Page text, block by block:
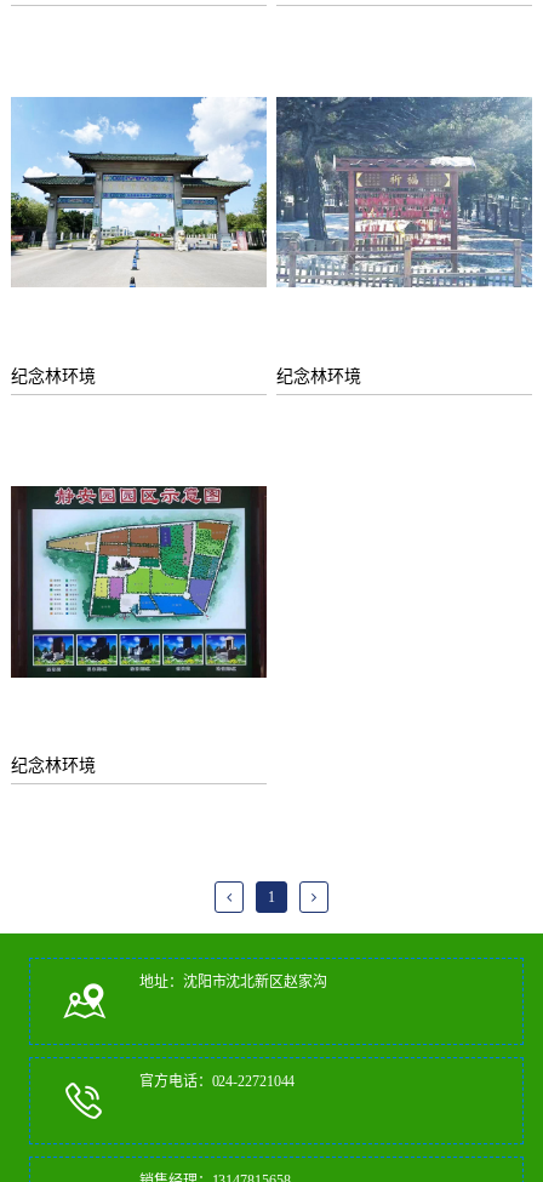
纪念林环境 纪念林环境
纪念林环境
1
地址：沈阳市沈北新区赵家沟
官方电话：024-22721044